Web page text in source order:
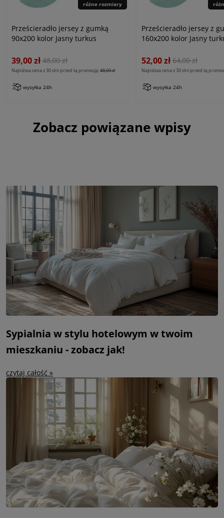
różne rozmiary
Prześcieradło jersey z gumką
90x200 kolor Jasny turkus
39,00 zł 48,00 zł
Najniższa cena z 30 dni przed tą promocją:48,00 zł
wysyłka 24h
Prześcieradło jersey z
160x200 kolor Jasny
52,00 zł 64,00 zł
Najniższa cena z 30 dni przed tą
wysyłka 24h
Zobacz powiązane wpisy
Sypialnia w stylu hotelowym w twoim
mieszkaniu - zobacz jak!
czytaj całość »